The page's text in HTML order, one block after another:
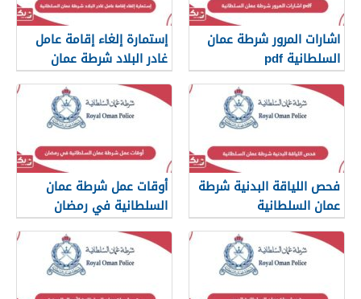
اشارات المرور شرطة عمان
السلطانية pdf
إستمارة إلغاء إقامة عامل
غادر البلاد شرطة عمان
السلطانية
فحص اللياقة البدنية شرطة
عمان السلطانية
أوقات عمل شرطة عمان
السلطانية في رمضان